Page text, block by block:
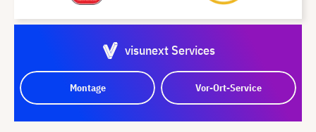
visunext Services
Montage Vor-Ort-Service